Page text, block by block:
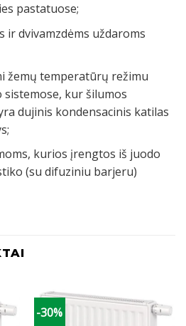
pastatuose;
ir dvivamzdėms uždaroms
žemų temperatūrų režimu
sistemose, kur šilumos
dujinis kondensacinis katilas
kurios įrengtos iš juodo
(su difuziniu barjeru)
-30%
sužinos apie naujas prekes ir
nuolaidas!
tik internetinėje parduotuvėje.
5% NUOLAIDĄ